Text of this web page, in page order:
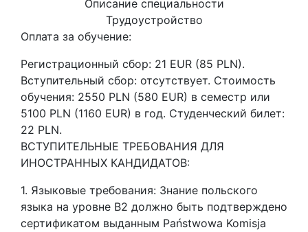
Описание специальности
Трудоустройство
Оплата за обучение:
Регистрационный сбор: 21 EUR (85 PLN).
Вступительный сбор: отсутствует. Стоимость
обучения: 2550 PLN (580 EUR) в семестр или
5100 PLN (1160 EUR) в год. Студенческий билет:
22 PLN.
ВСТУПИТЕЛЬНЫЕ ТРЕБОВАНИЯ ДЛЯ
ИНОСТРАННЫХ КАНДИДАТОВ:
1. Языковые требования: Знание польского
языка на уровне В2 должно быть подтверждено
сертификатом выданным Państwowa Komisja